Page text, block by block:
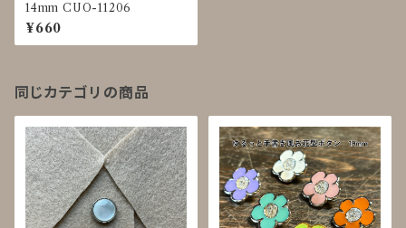
14mm CUO-11206
¥660
同じカテゴリの商品